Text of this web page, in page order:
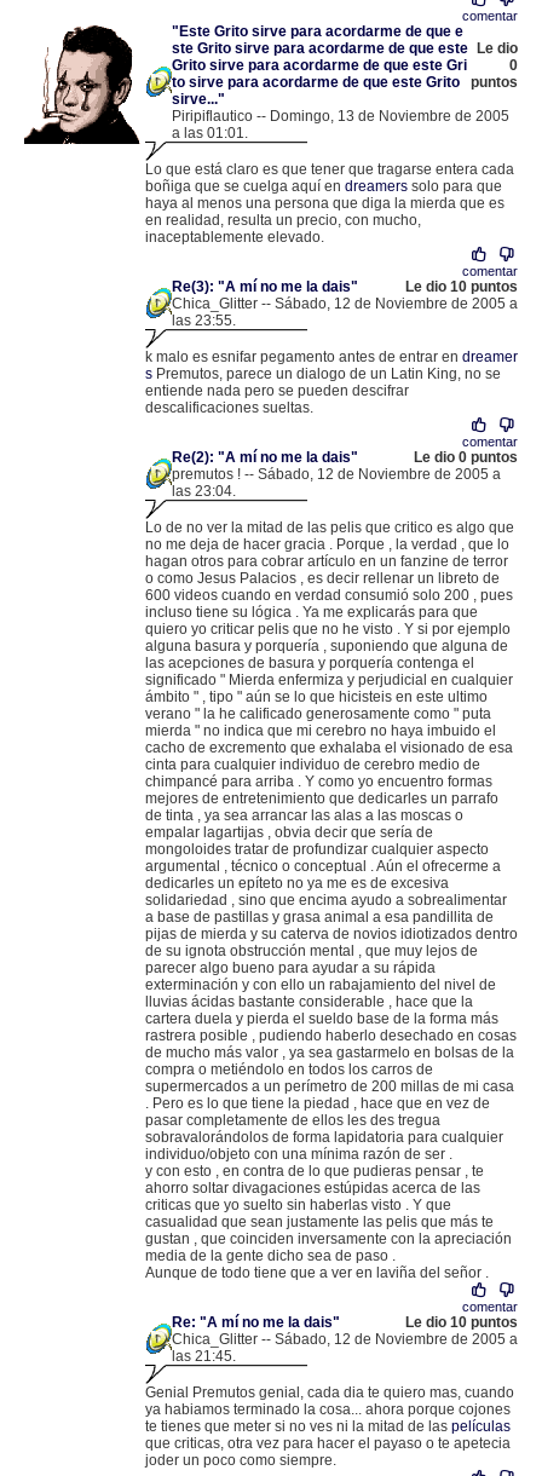
comentar
"Este Grito sirve para acordarme de que e
ste Grito sirve para acordarme de que este
Grito sirve para acordarme de que este Gri
to sirve para acordarme de que este Grito
sirve..."
Le dio
0
puntos
Piripiflautico -- Domingo, 13 de Noviembre de 2005
a las 01:01.
Lo que está claro es que tener que tragarse entera cada
boñiga que se cuelga aquí en dreamers solo para que
haya al menos una persona que diga la mierda que es
en realidad, resulta un precio, con mucho,
inaceptablemente elevado.
comentar
Re(3): "A mí no me la dais"
Le dio 10 puntos
Chica_Glitter -- Sábado, 12 de Noviembre de 2005 a
las 23:55.
k malo es esnifar pegamento antes de entrar en dreamer
s Premutos, parece un dialogo de un Latin King, no se
entiende nada pero se pueden descifrar
descalificaciones sueltas.
comentar
Re(2): "A mí no me la dais"
Le dio 0 puntos
premutos ! -- Sábado, 12 de Noviembre de 2005 a
las 23:04.
Lo de no ver la mitad de las pelis que critico es algo que
no me deja de hacer gracia . Porque , la verdad , que lo
hagan otros para cobrar artículo en un fanzine de terror
o como Jesus Palacios , es decir rellenar un libreto de
600 videos cuando en verdad consumió solo 200 , pues
incluso tiene su lógica . Ya me explicarás para que
quiero yo criticar pelis que no he visto . Y si por ejemplo
alguna basura y porquería , suponiendo que alguna de
las acepciones de basura y porquería contenga el
significado " Mierda enfermiza y perjudicial en cualquier
ámbito " , tipo " aún se lo que hicisteis en este ultimo
verano " la he calificado generosamente como " puta
mierda " no indica que mi cerebro no haya imbuido el
cacho de excremento que exhalaba el visionado de esa
cinta para cualquier individuo de cerebro medio de
chimpancé para arriba . Y como yo encuentro formas
mejores de entretenimiento que dedicarles un parrafo
de tinta , ya sea arrancar las alas a las moscas o
empalar lagartijas , obvia decir que sería de
mongoloides tratar de profundizar cualquier aspecto
argumental , técnico o conceptual . Aún el ofrecerme a
dedicarles un epíteto no ya me es de excesiva
solidariedad , sino que encima ayudo a sobrealimentar
a base de pastillas y grasa animal a esa pandillita de
pijas de mierda y su caterva de novios idiotizados dentro
de su ignota obstrucción mental , que muy lejos de
parecer algo bueno para ayudar a su rápida
exterminación y con ello un rabajamiento del nivel de
lluvias ácidas bastante considerable , hace que la
cartera duela y pierda el sueldo base de la forma más
rastrera posible , pudiendo haberlo desechado en cosas
de mucho más valor , ya sea gastarmelo en bolsas de la
compra o metiéndolo en todos los carros de
supermercados a un perímetro de 200 millas de mi casa
. Pero es lo que tiene la piedad , hace que en vez de
pasar completamente de ellos les des tregua
sobravalorándolos de forma lapidatoria para cualquier
individuo/objeto con una mínima razón de ser .
y con esto , en contra de lo que pudieras pensar , te
ahorro soltar divagaciones estúpidas acerca de las
criticas que yo suelto sin haberlas visto . Y que
casualidad que sean justamente las pelis que más te
gustan , que coinciden inversamente con la apreciación
media de la gente dicho sea de paso .
Aunque de todo tiene que a ver en laviña del señor .
comentar
Re: "A mí no me la dais"
Le dio 10 puntos
Chica_Glitter -- Sábado, 12 de Noviembre de 2005 a
las 21:45.
Genial Premutos genial, cada dia te quiero mas, cuando
ya habiamos terminado la cosa... ahora porque cojones
te tienes que meter si no ves ni la mitad de las películas
que criticas, otra vez para hacer el payaso o te apetecia
joder un poco como siempre.